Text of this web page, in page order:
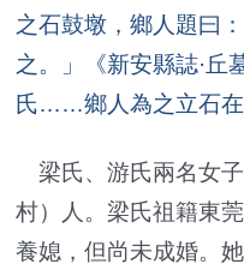
之石鼓墩，鄉人題曰
之。」《新安縣誌·丘
氏……鄉人為之立石在
梁氏、游氏兩名女
村）人。梁氏祖籍東
養媳，但尚未成婚。